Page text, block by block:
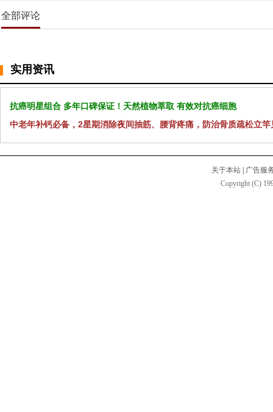
全部评论
实用资讯
抗癌明星组合 多年口碑保证！天然植物萃取 有效对抗癌细胞
中老年补钙必备，2星期消除夜间抽筋、腰背疼痛，防治骨质疏松立竿
关于本站 | 广告服
Copyright (C)